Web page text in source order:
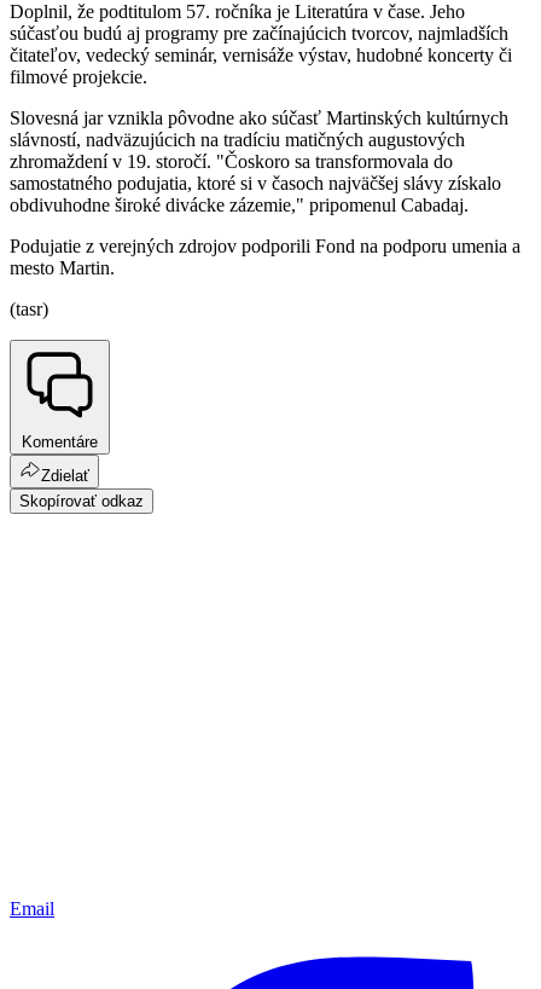
Doplnil, že podtitulom 57. ročníka je Literatúra v čase. Jeho
súčasťou budú aj programy pre začínajúcich tvorcov, najmladších
čitateľov, vedecký seminár, vernisáže výstav, hudobné koncerty či
filmové projekcie.
Slovesná jar vznikla pôvodne ako súčasť Martinských kultúrnych
slávností, nadväzujúcich na tradíciu matičných augustových
zhromaždení v 19. storočí. "Čoskoro sa transformovala do
samostatného podujatia, ktoré si v časoch najväčšej slávy získalo
obdivuhodne široké divácke zázemie," pripomenul Cabadaj.
Podujatie z verejných zdrojov podporili Fond na podporu umenia a
mesto Martin.
(tasr)
Komentáre
Zdielať
Skopírovať odkaz
Email